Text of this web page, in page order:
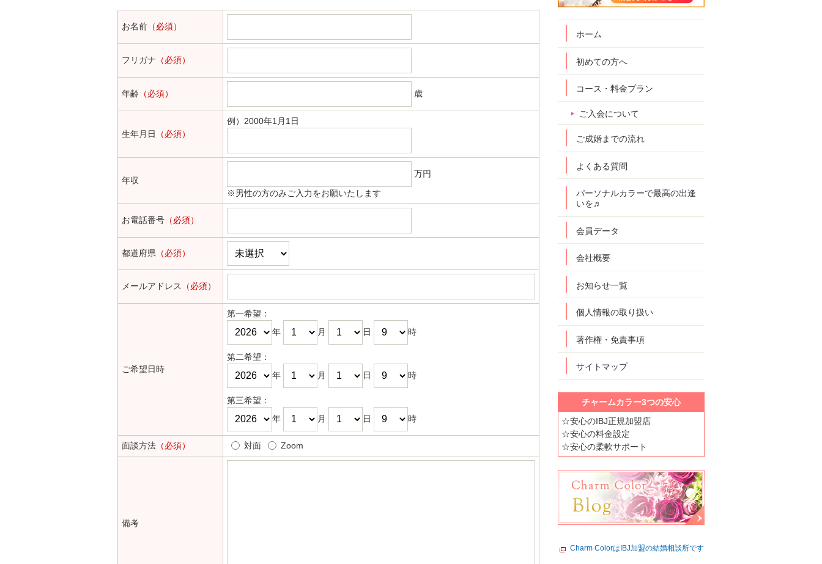
お名前 （必須）
フリガナ （必須）
年齢 （必須） 歳
生年月日 （必須）
例）2000年1月1日
年収
万円
※男性の方のみご入力をお願いたします
お電話番号 （必須）
都道府県 （必須）
メールアドレス （必須）
ご希望日時
第一希望：
年
月 日 時
第二希望：
年
月 日 時
第三希望：
年
月 日 時
面談方法 （必須） 対面 Zoom
備考
ホーム
初めての方へ
コース・料金プラン
ご入会について
ご成婚までの流れ
よくある質問
パーソナルカラーで最高の出逢
いを♬
会員データ
会社概要
お知らせ一覧
個人情報の取り扱い
著作権・免責事項
サイトマップ
チャームカラー3つの安心
☆安心のIBJ正規加盟店
☆安心の料金設定
☆安心の柔軟サポート
Charm ColorはIBJ加盟の結婚相談所です